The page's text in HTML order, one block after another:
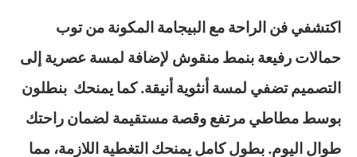
اكتشفي فن الراحة مع البيجامة المكونة من توب
حمالات رفيعة بنمط منقوش لإضافة لمسة عصرية إلى
التصميم تضفي لمسة أنثوية أنيقة. كما يمنحك بنطلون
بوسط مطاطي مرتفع وقصة مستقيمة لضمان راحتك
طوال اليوم. بطول كامل يمنحك التغطية اللازمة، مما